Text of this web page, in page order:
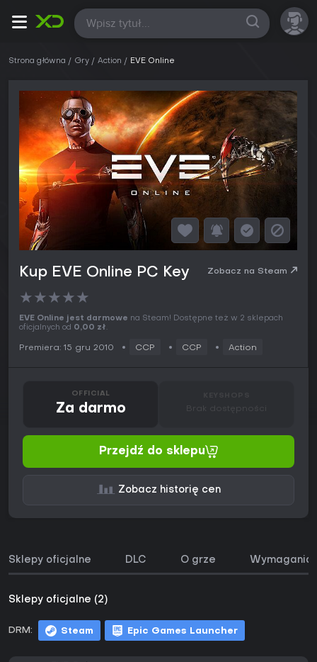
Wszystkie
Strona główna Gry Action EVE Online
Kup EVE Online PC Key Zobacz na Steam
★★★★★
EVE Online jest darmowe na Steam! Dostępne też w 2 sklepach
oficjalnych od 0,00 zł.
Premiera: 15 gru 2010 CCP CCP Action
OFFICIAL
Za darmo Brak dostępności
Przejdź do sklepu
Zobacz historię cen
Sklepy oficjalne DLC O grze Wymagania
Sklepy oficjalne (2)
DRM: Steam Epic Games Launcher